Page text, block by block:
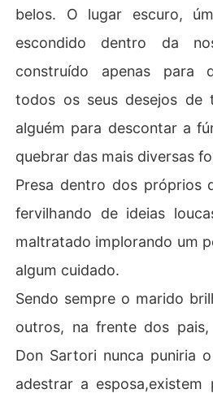
belos. O lugar escuro,
escondido dentro da
construído apenas para
todos os seus desejos de
alguém para descontar a
quebrar das mais diversas
Presa dentro dos próprios
fervilhando de ideias
maltratado implorando um
algum cuidado.
Sendo sempre o marido
outros, na frente dos
Don Sartori nunca puniria
adestrar a esposa,existem